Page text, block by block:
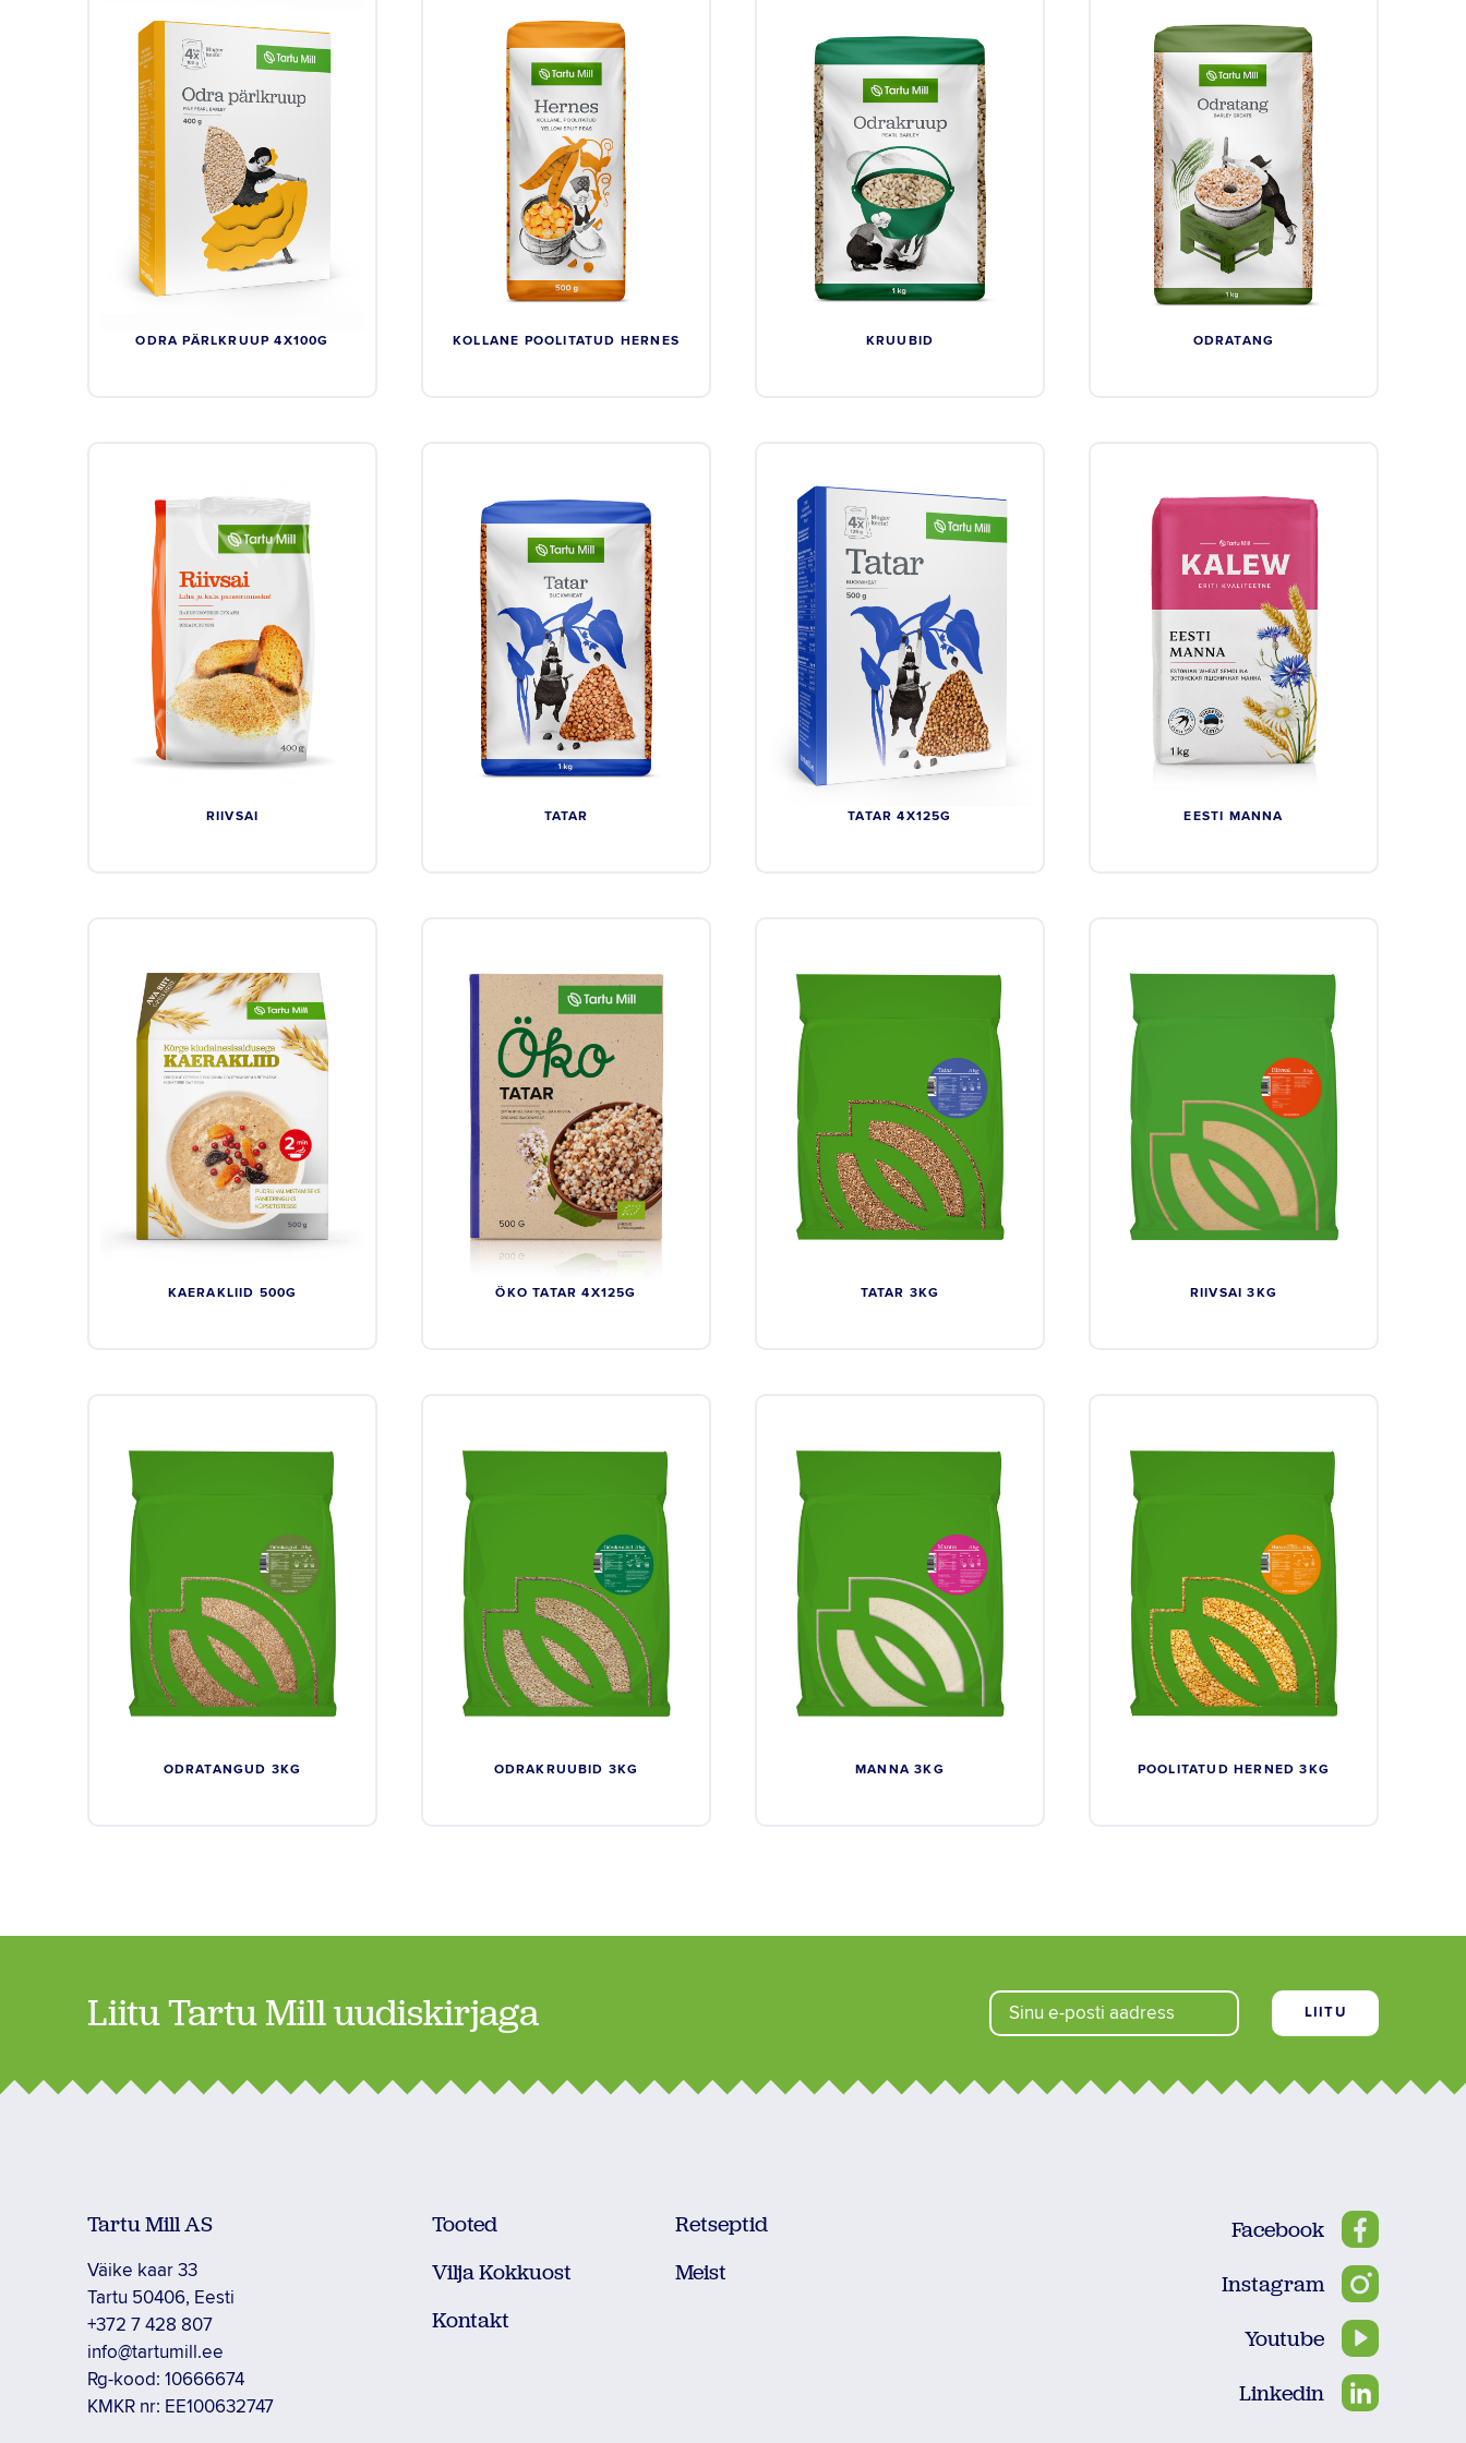
ODRA PÄRLKRUUP 4X100G KOLLANE POOLITATUD HERNES KRUUBID ODRATANG
RIIVSAI TATAR TATAR 4X125G EESTI MANNA
KAERAKLIID 500G ÖKO TATAR 4X125G TATAR 3KG RIIVSAI 3KG
ODRATANGUD 3KG ODRAKRUUBID 3KG MANNA 3KG POOLITATUD HERNED 3KG
Liitu Tartu Mill uudiskirjaga
Tartu Mill AS
Väike kaar 33
Tartu 50406, Eesti
+372 7 428 807
info@tartumill.ee
Rg-kood: 10666674
KMKR nr: EE100632747
Tooted
Retseptid
Vilja Kokkuost
Meist
Kontakt
Facebook
Instagram
Youtube
Linkedin